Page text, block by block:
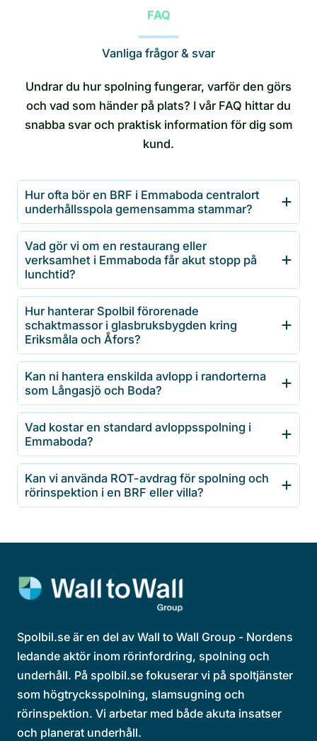
FAQ
Vanliga frågor & svar
Undrar du hur spolning fungerar, varför den görs
och vad som händer på plats? I vår FAQ hittar du
snabba svar och praktisk information för dig som
kund.
Hur ofta bör en BRF i Emmaboda centralort
underhållsspola gemensamma stammar?
Vad gör vi om en restaurang eller
verksamhet i Emmaboda får akut stopp på
lunchtid?
Hur hanterar Spolbil förorenade
schaktmassor i glasbruksbygden kring
Eriksmåla och Åfors?
Kan ni hantera enskilda avlopp i randorterna
som Långasjö och Boda?
Vad kostar en standard avloppsspolning i
Emmaboda?
Kan vi använda ROT-avdrag för spolning och
rörinspektion i en BRF eller villa?
Spolbil.se är en del av Wall to Wall Group - Nordens
ledande aktör inom rörinfordring, spolning och
underhåll. På spolbil.se fokuserar vi på spoltjänster
som högtrycksspolning, slamsugning och
rörinspektion. Vi arbetar med både akuta insatser
och planerat underhåll.